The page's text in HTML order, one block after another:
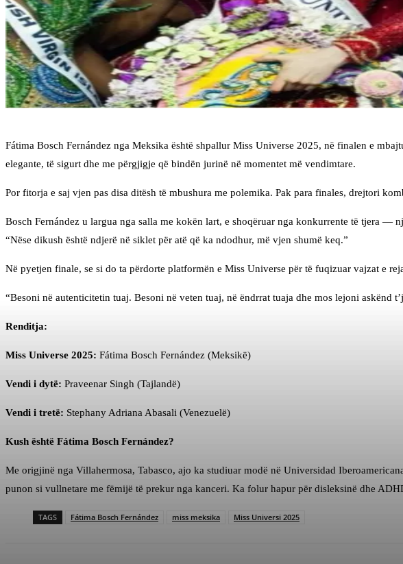
Fátima Bosch Fernández nga Meksika është shpallur Miss Universe 2025, në finalen e
elegante, të sigurt dhe me përgjigje që bindën jurinë në momentet më vendimtare.
Por fitorja e saj vjen pas disa ditësh të mbushura me polemika. Pak para finales, drejtori
Bosch Fernández u largua nga salla me kokën lart, e shoqëruar nga konkurrente të tjera
“Nëse dikush është ndjerë në siklet për atë që ka ndodhur, më vjen shumë keq.”
Në pyetjen finale, se si do ta përdorte platformën e Miss Universe për të fuqizuar vajzat e
“Besoni në autenticitetin tuaj. Besoni në veten tuaj, në ëndrrat tuaja dhe mos lejoni askënd
Renditja:
Miss Universe 2025: Fátima Bosch Fernández (Meksikë)
Vendi i dytë: Praveenar Singh (Tajlandë)
Vendi i tretë: Stephany Adriana Abasali (Venezuelë)
Kush është Fátima Bosch Fernández?
Me origjinë nga Villahermosa, Tabasco, ajo ka studiuar modë në Universidad
punon si vullnetare me fëmijë të prekur nga kanceri. Ka folur hapur për disleksinë dhe
TAGS Fátima Bosch Fernández miss meksika Miss Universi 2025